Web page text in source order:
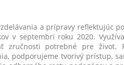
a prípravy reflektujúc
v septembri roku 2020.
zručnosti potrebné pre život.
podporujeme tvorivý prístup,